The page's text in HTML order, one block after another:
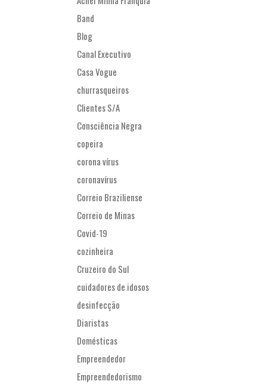
Band
Blog
Canal Executivo
Casa Vogue
churrasqueiros
Clientes S/A
Consciência Negra
copeira
corona vírus
coronavírus
Correio Braziliense
Correio de Minas
Covid-19
cozinheira
Cruzeiro do Sul
cuidadores de idosos
desinfecção
Diaristas
Domésticas
Empreendedor
Empreendedorismo